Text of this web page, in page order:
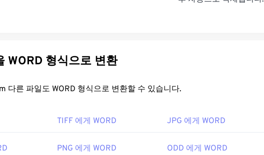
다른 파일을 WORD 형식으로 변환
FreeConvert.com 다른 파일도 WORD 형식으로 변환할 수 있습니다.
TIFF 에게 WORD JPG 에게 WORD
PNG 에게 WORD ODD 에게 WORD